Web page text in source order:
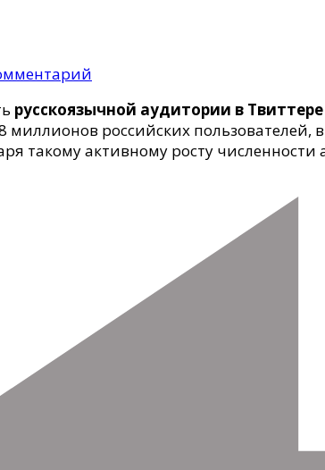
аудитория
в
Твиттер
увеличилась
русскоязычной аудитории в Твиттере
миллионов российских пользователей,
такому активному росту